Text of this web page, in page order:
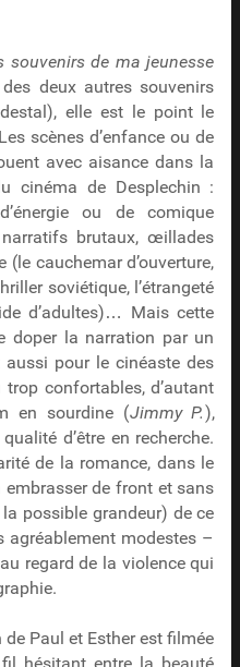
souvenirs de ma jeunesse
deux autres souvenirs
elle est le point le
scènes d’enfance ou de
avec aisance dans la
cinéma de Desplechin :
ou de comique
narratifs brutaux, œillades
cauchemar d’ouverture,
soviétique, l’étrangeté
d’adultes)… Mais cette
doper la narration par un
pour le cinéaste des
confortables, d’autant
en sourdine (Jimmy P.),
d’être en recherche.
de la romance, dans le
de front et sans
possible grandeur) de ce
agréablement modestes –
regard de la violence qui
Paul et Esther est filmée